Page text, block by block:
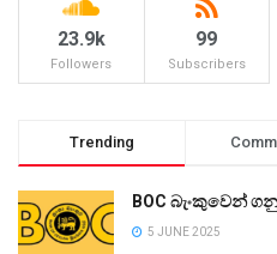
23.9k
Followers
99
Subscribers
Trending
BOC බැංකුවෙන්
5 JUNE 2025